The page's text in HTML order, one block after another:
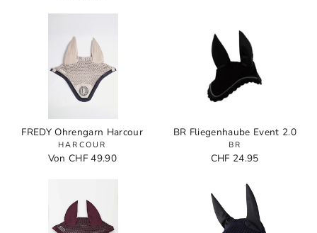
FREDY Ohrengarn Harcour
HARCOUR
Von CHF 49.90
BR Fliegenhaube Event 2.0
BR
CHF 24.95